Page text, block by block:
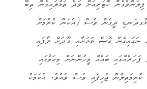
ކޮޓަރިއަށް ވަދެ ތަޅުލައިގެން ތިބޭ
ދީގެން ވެސް (އެކަން ކުރުމަށް
ނަގައިގެން ގޮސް ވަޅަށާއި މޫދަށް ލާފައި
ބައެއް މީހުންނަށް މިކަމުގައި
ޖެހިފައި ވެސް ވެއެވެ. އެކަމަކު